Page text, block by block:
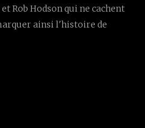
Rob Hodson qui ne cachent
ainsi l'histoire de